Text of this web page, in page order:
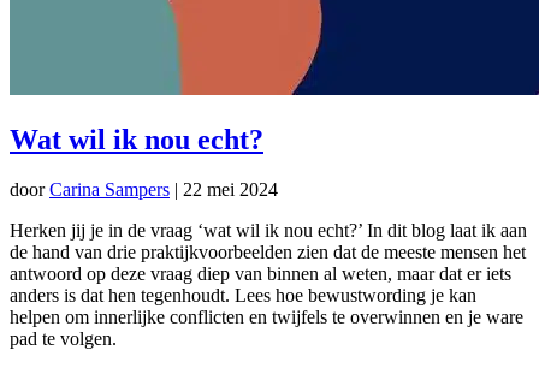
Wat wil ik nou echt?
doorCarina Sampers
22 mei 2024
Herken jij je in de vraag ‘wat wil ik nou echt?’ In dit blog laat ik aan
de hand van drie praktijkvoorbeelden zien dat de meeste mensen het
antwoord op deze vraag diep van binnen al weten, maar dat er iets
anders is dat hen tegenhoudt. Lees hoe bewustwording je kan
helpen om innerlijke conflicten en twijfels te overwinnen en je ware
pad te volgen.